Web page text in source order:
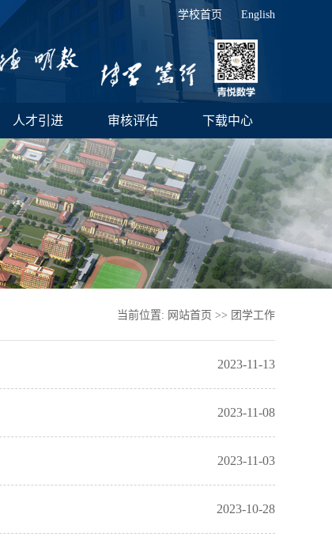
学校首页 English
人才引进 审核评估 下载中心
当前位置: 网站首页 >> 团学工作
2023-11-13
2023-11-08
2023-11-03
2023-10-28